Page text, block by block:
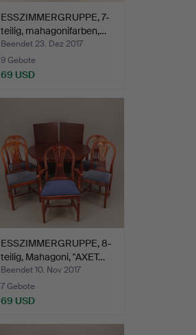
ESSZIMMERGRUPPE, 7-
teilig, mahagonifarben,…
Beendet 23. Dez 2017
9 Gebote
69 USD
ESSZIMMERGRUPPE, 8-
teilig, Mahagoni, "AXET…
Beendet 10. Nov 2017
7 Gebote
69 USD